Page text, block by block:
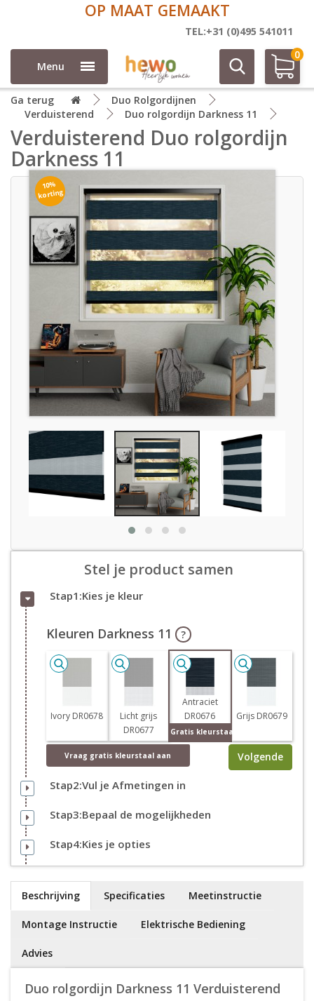
OP MAAT GEMAAKT
TEL:+31 (0)495 541011
Menu
0
Ga terug
Duo Rolgordijnen
Verduisterend
Duo rolgordijn Darkness 11
Verduisterend Duo rolgordijn
Darkness 11
10%
korting
Stel je product samen
Stap1:Kies je kleur
Kleuren Darkness 11 ?
Ivory DR0678
Licht grijs
DR0677
Antraciet
DR0676
Gratis kleurstaal
Grijs DR0679
Vraag gratis kleurstaal aan Volgende
Stap2:Vul je Afmetingen in
Stap3:Bepaal de mogelijkheden
Stap4:Kies je opties
Beschrijving Specificaties Meetinstructie
Montage Instructie Elektrische Bediening
Advies
Duo rolgordijn Darkness 11 Verduisterend